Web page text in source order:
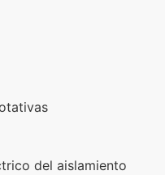
del aislamiento